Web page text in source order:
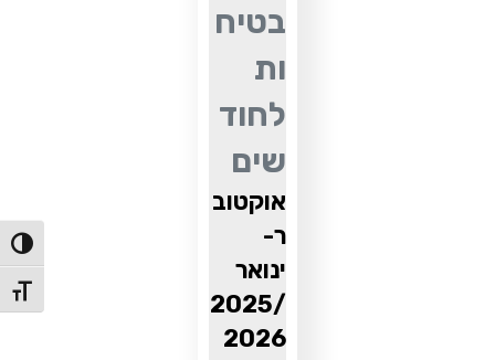
מתג
בטיח
ות
לחוד
שים
אוקטוב
ר-
ינואר
2025/
2026